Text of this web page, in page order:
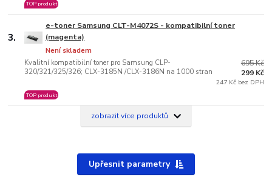
TOP produkt
3.
e-toner Samsung CLT-M4072S - kompatibilní toner
(magenta)
Kvalitní kompatibilní toner pro Samsung CLP-
320/321/325/326; CLX-3185N /CLX-3186N na 1000 stran
Není skladem
TOP produkt
695 Kč
299 Kč
247 Kč bez DPH
zobrazit více produktů
Upřesnit parametry